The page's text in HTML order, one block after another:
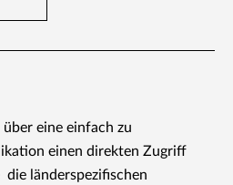
eine einfach zu
einen direkten Zugriff
länderspezifischen